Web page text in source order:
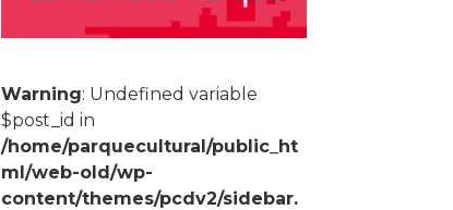
Warning: Undefined variable
$post_id in
/home/parquecultural/public_ht
ml/web-old/wp-
content/themes/pcdv2/sidebar.